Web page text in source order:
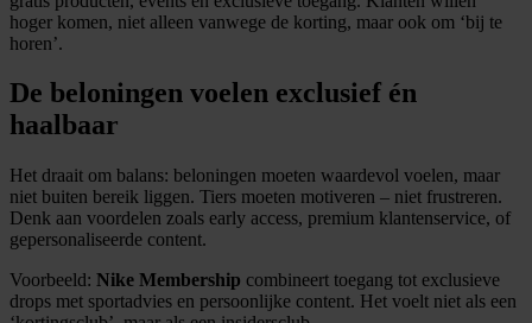
hoger komen, niet alleen vanwege de korting, maar ook om ‘bij te
horen’.
De beloningen voelen exclusief én
haalbaar
Het draait om balans: beloningen moeten waardevol voelen, maar
niet buiten bereik liggen. Tiers moeten motiveren – niet frustreren.
Denk aan voordelen zoals early access, premium klantenservice, of
gepersonaliseerde content.
Voorbeeld: Nike Membership combineert toegang tot exclusieve
drops met sportadvies en persoonlijke content. Het voelt niet als een